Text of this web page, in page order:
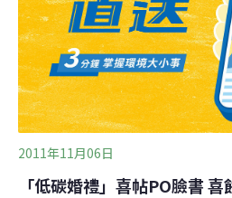
苦工作，卻得不到成果。為了擴
上午責由副市長陳雄文擔任召集
台北農產公司，以及台北花博期
的平台與管道，協助各縣市，大
2011年11月06日
「低碳婚禮」喜帖PO臉書 喜